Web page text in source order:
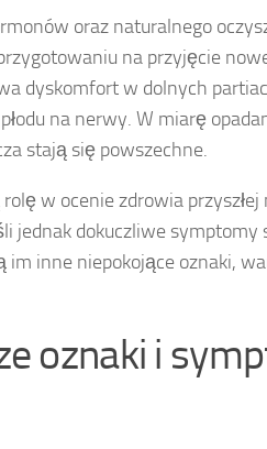
oraz naturalnego
na przyjęcie
dyskomfort w dolnych
na nerwy. W miarę
stają się powszechne.
w ocenie zdrowia przyszłej
jednak dokuczliwe symptomy
inne niepokojące oznaki,
oznaki i